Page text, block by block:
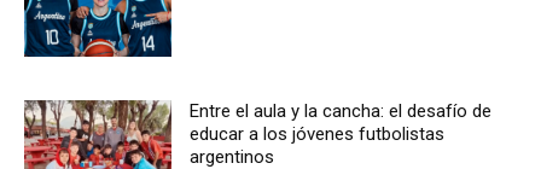
Entre el aula y la cancha: el desafío de
educar a los jóvenes futbolistas
argentinos